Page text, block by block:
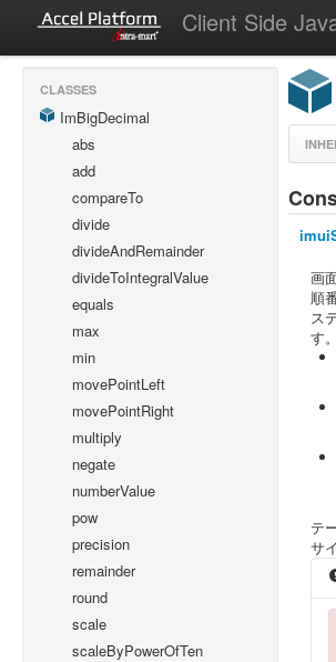
Client Side
CLASSES
ImBigDecimal
abs
add
compareTo
divide
divideAndRemainder
divideToIntegralValue
equals
max
min
movePointLeft
movePointRight
multiply
negate
numberValue
pow
precision
remainder
round
scale
scaleByPowerOfTen
画
順
ス
す
テ
サ